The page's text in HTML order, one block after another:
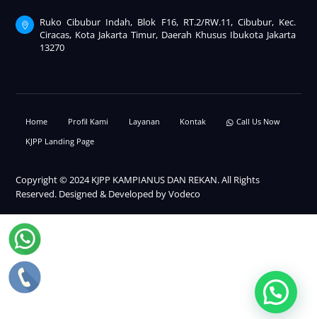
Ruko Cibubur Indah, Blok F16, RT.2/RW.11, Cibubur, Kec.
Ciracas, Kota Jakarta Timur, Daerah Khusus Ibukota Jakarta
13270
Home Profil Kami Layanan Kontak
Call Us Now
KJPP Landing Page
Copyright © 2024 KJPP KAMPIANUS DAN REKAN. All Rights
Reserved. Designed & Developed byVodeco